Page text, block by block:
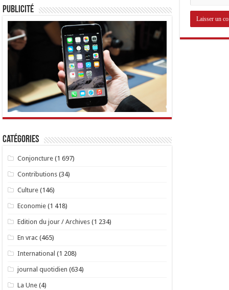
Publicité
Catégories
Conjoncture (1 697)
Contributions (34)
Culture (146)
Economie (1 418)
Edition du jour / Archives (1 234)
En vrac (465)
International (1 208)
journal quotidien (634)
La Une (4)